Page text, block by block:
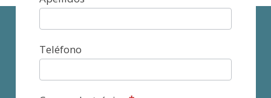
Teléfono